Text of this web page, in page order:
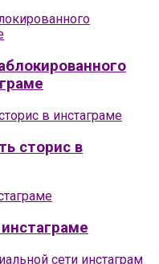
сторис в